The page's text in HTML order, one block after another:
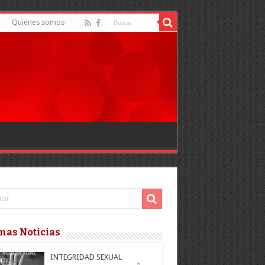
Quiénes somos
Noticias
INTEGRIDAD SEXUAL